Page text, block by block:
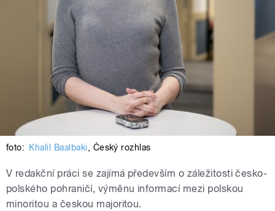
foto: Khalil Baalbaki, Český rozhlas
V redakční práci se zajímá především o záležitosti česko-
polského pohraničí, výměnu informací mezi polskou
minoritou a českou majoritou.